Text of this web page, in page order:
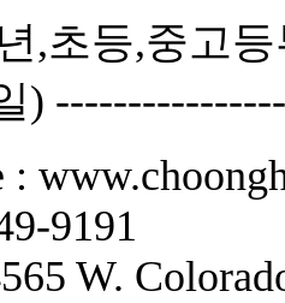
,초등,중고
)
:
9191
W.